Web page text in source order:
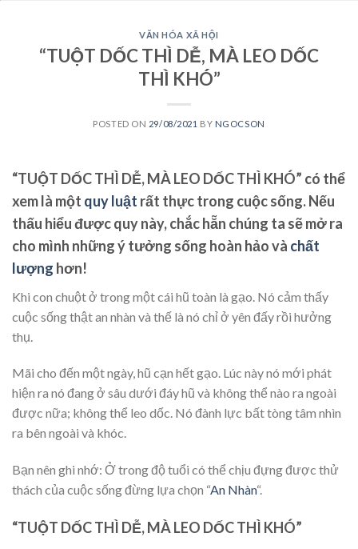
VĂN HÓA XÃ HỘI
“TUỘT DỐC THÌ DỄ, MÀ LEO DỐC
THÌ KHÓ”
POSTED ON 29/08/2021 BY NGOCSON
“TUỘT DỐC THÌ DỄ, MÀ LEO DỐC THÌ KHÓ” có thể
xem là một quy luật rất thực trong cuộc sống. Nếu
thấu hiểu được quy này, chắc hẵn chúng ta sẽ mở ra
cho mình những ý tưởng sống hoàn hảo và chất
lượng hơn!
Khi con chuột ở trong một cái hũ toàn là gạo. Nó cảm thấy
cuộc sống thật an nhàn và thế là nó chỉ ở yên đấy rồi hưởng
thụ.
Mãi cho đến một ngày, hũ cạn hết gạo. Lúc này nó mới phát
hiện ra nó đang ở sâu dưới đáy hũ và không thể nào ra ngoài
được nữa; không thể leo dốc. Nó đành lực bất tòng tâm nhìn
ra bên ngoài và khóc.
Bạn nên ghi nhớ: Ở trong độ tuổi có thể chịu đựng được thử
thách của cuộc sống đừng lựa chọn “An Nhàn“.
“TUỘT DỐC THÌ DỄ, MÀ LEO DỐC THÌ KHÓ”